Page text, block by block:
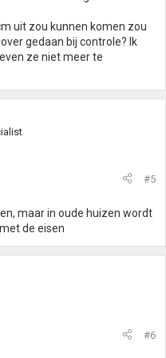
uit zou kunnen komen zou
gedaan bij controle? Ik
ze niet meer te
#5
maar in oude huizen wordt
de eisen
#6